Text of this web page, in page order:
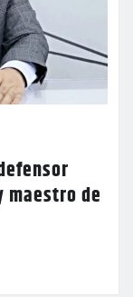
maestro de